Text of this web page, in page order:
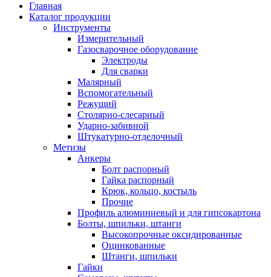
Главная
Каталог продукции
Инструменты
Измерительный
Газосварочное оборудование
Электроды
Для сварки
Малярный
Вспомогательный
Режущий
Столярно-слесарный
Ударно-забивной
Штукатурно-отделочный
Метизы
Анкеры
Болт распорный
Гайка распорный
Крюк, кольцо, костыль
Прочие
Профиль алюминиевый и для гипсокартона
Болты, шпильки, штанги
Высокопрочные оксидированные
Оцинкованные
Штанги, шпильки
Гайки